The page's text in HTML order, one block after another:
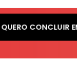
QUERO CONCLUIR